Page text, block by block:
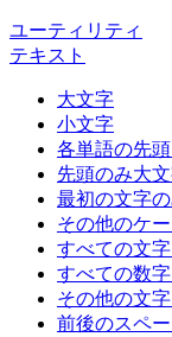
ユーティリティ
テキスト
大文字
小文字
各単語の先
先頭のみ大
最初の文字
その他のケ
すべての文
すべての数
その他の文
前後のスペ